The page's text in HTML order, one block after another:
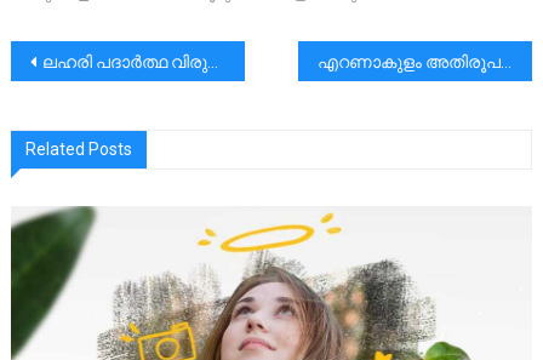
പോസ്റ്റുകളിലൂടെ
ലഹരി പദാർത്ഥ വിരുദ്ധ പ്രവർത്തനം ഇങ്ങനെയൊക്കെ മതിയോ?|ഡോ. സി. ജെ .ജോൺ എറണാകുളം അതിരൂപതയിൽ ജൂലൈ 3 മുതൽ എകികൃത രീതിയിൽ വിശുദ്ധ കുർബാന അർപ്പിക്കും.| സർക്കുലർ പുറത്തിറങ്ങി.
Related Posts